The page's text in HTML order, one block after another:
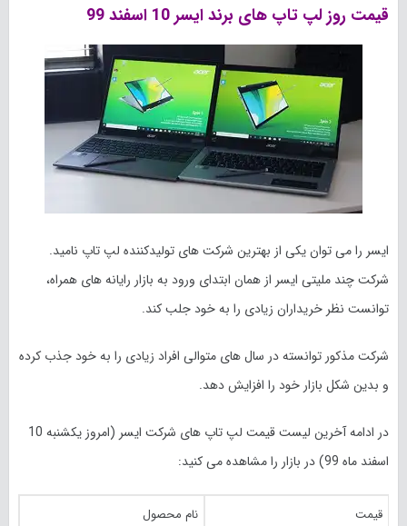
قیمت روز لپ تاپ های برند ایسر 10 اسفند 99
ایسر را می توان یکی از بهترین شرکت های تولیدکننده لپ تاپ نامید.
شرکت چند ملیتی ایسر از همان ابتدای ورود به بازار رایانه های همراه،
توانست نظر خریداران زیادی را به خود جلب کند.
شرکت مذکور توانسته در سال های متوالی افراد زیادی را به خود جذب کرده
و بدین شکل بازار خود را افزایش دهد.
در ادامه آخرین لیست قیمت لپ تاپ های شرکت ایسر (امروز
یکشنبه 10
اسفند ماه 99) در بازار را مشاهده می کنید:
قیمت نام محصول